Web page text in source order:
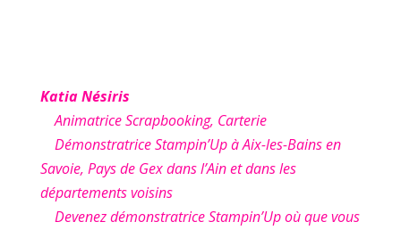
Katia Nésiris
Animatrice Scrapbooking, Carterie
Démonstratrice Stampin’Up à Aix-les-Bains en
Savoie, Pays de Gex dans l’Ain et dans les
départements voisins
Devenez démonstratrice Stampin’Up où que vous